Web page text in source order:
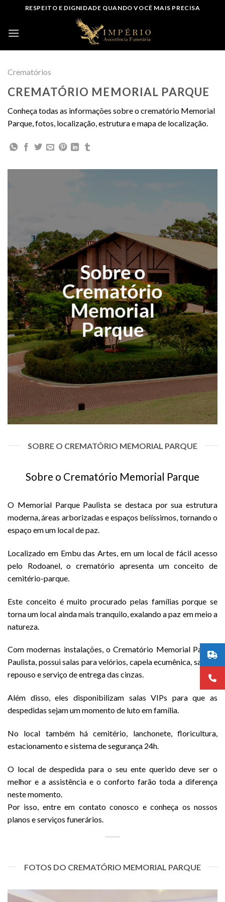
content
RESPEITO E DIGNIDADE QUANDO VOCÊ MAIS PRECISA
Crematórios
CREMATÓRIO MEMORIAL PARQUE
Conheça todas as informações sobre o crematório Memorial
Parque, fotos, localização, estrutura e mapa de localização.
Sobre o
Crematório
Memorial
Parque
SOBRE O CREMATÓRIO MEMORIAL PARQUE
Sobre o Crematório Memorial Parque
O Memorial Parque Paulista se destaca por sua estrutura
moderna, áreas arborizadas e espaços belíssimos, tornando o
espaço em um local de paz.
Localizado em Embu das Artes, em um local de fácil acesso
pelo Rodoanel, o crematório apresenta um conceito de
cemitério-parque.
Este conceito é muito procurado pelas famílias porque se
torna um local ainda mais tranquilo, exalando a paz em meio a
natureza.
Com modernas instalações, o Crematório Memorial Parque
Paulista, possui salas para velórios, capela ecumênica, sala de
repouso e serviço de entrega das cinzas.
Além disso, eles disponibilizam salas VIPs para que as
despedidas sejam um momento de luto em família.
No local também há cemitério, lanchonete, floricultura,
estacionamento e sistema de segurança 24h.
O local de despedida para o seu ente querido deve ser o
melhor e a assistência e o conforto farão toda a diferença
neste momento.
Por isso, entre em contato conosco e conheça os nossos
planos e serviços funerários.
FOTOS DO CREMATÓRIO MEMORIAL PARQUE